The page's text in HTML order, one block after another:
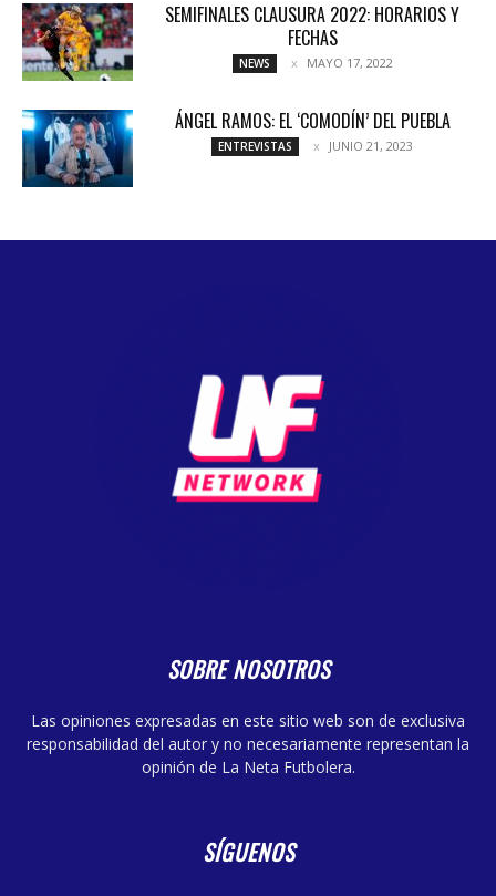
SEMIFINALES CLAUSURA 2022: HORARIOS Y
FECHAS
NEWS MAYO 17, 2022
ÁNGEL RAMOS: EL ‘COMODÍN’ DEL PUEBLA
ENTREVISTAS JUNIO 21, 2023
SOBRE NOSOTROS
Las opiniones expresadas en este sitio web son de exclusiva
responsabilidad del autor y no necesariamente representan la
opinión de La Neta Futbolera.
SÍGUENOS